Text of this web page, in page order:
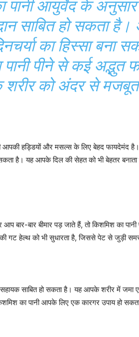
पानी आयुर्वेद के
साबित हो सकता
का हिस्सा बना
पीने से कई अद्भुत
को अंदर से
आपकी हड्डियों और मसल्स के लिए बेहद फायदेमंद
है। यह आपके दिल की सेहत को भी बेहतर
बार-बार बीमार पड़ जाते हैं, तो किशमिश का
गट हेल्थ को भी सुधारता है, जिससे पेट से जुड़ी
साबित हो सकता है। यह आपके शरीर में
का पानी आपके लिए एक कारगर उपाय हो